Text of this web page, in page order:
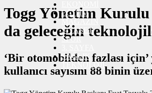
BURÇLAR
İLETİŞİM
EĞİTİM
SİYASET
SPOR
SAĞLIK
Togg Yönetim Kurulu
da geleceğin
‘Bir otomobilden fazlası
kullanıcı sayısını 88 binin